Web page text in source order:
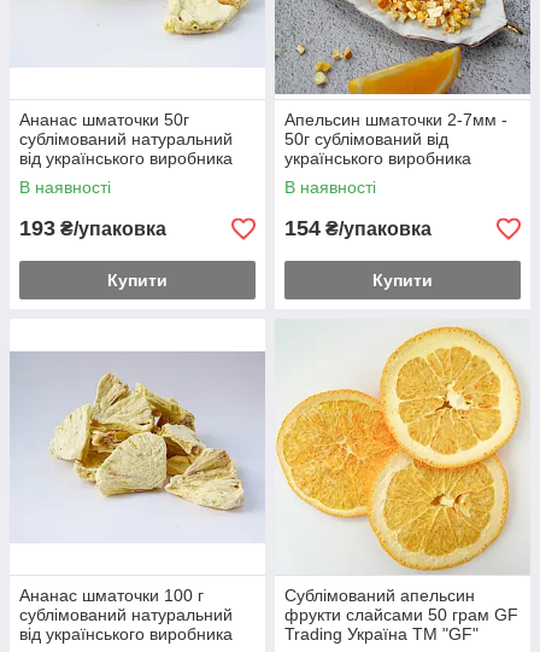
Ананас шматочки 50г
сублімований натуральний
від українського виробника
В наявності
193 ₴/упаковка
Купити
Апельсин шматочки 2-7мм -
50г сублімований від
українського виробника
В наявності
154 ₴/упаковка
Купити
Ананас шматочки 100 г
сублімований натуральний
від українського виробника
Сублімований апельсин
фрукти слайсами 50 грам GF
Trading Україна ТМ "GF"